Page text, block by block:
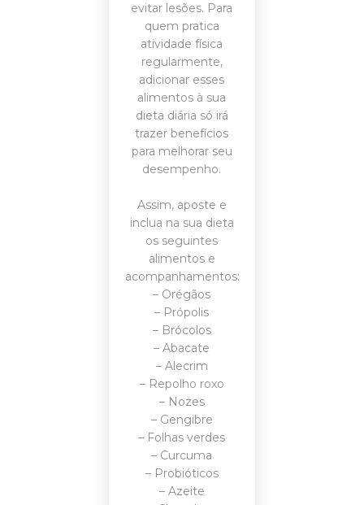
evitar lesões. Para
quem pratica
atividade física
regularmente,
adicionar esses
alimentos à sua
dieta diária só irá
trazer benefícios
para melhorar seu
desempenho.
Assim, aposte e
inclua na sua dieta
os seguintes
alimentos e
acompanhamentos:
– Orégãos
– Própolis
– Brócolos
– Abacate
– Alecrim
– Repolho roxo
– Nozes
– Gengibre
– Folhas verdes
– Curcuma
– Probióticos
– Azeite